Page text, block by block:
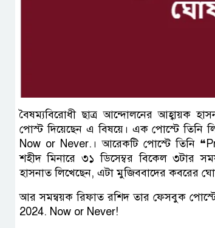
বৈষম্যবিরোধী ছাত্র আন্দোলনের আহ্বায়ক
পোস্ট দিয়েছেন এ বিষয়ে। এক পোস্টে
Now or Never.। আরেকটি পোস্টে তিনি
শহীদ মিনারে ৩১ ডিসেম্বর বিকেল ৩টার
হাসনাত লিখেছেন, এটা মুজিববাদের কবরের
আর সমন্বয়ক রিফাত রশিদ তার ফেসবুক
2024. Now or Never!